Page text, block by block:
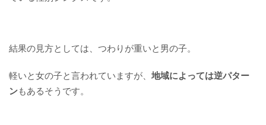
結果の見方としては、つわりが重いと男の子。
軽いと女の子と言われていますが、 地域によっては逆パター
ンもあるそうです。